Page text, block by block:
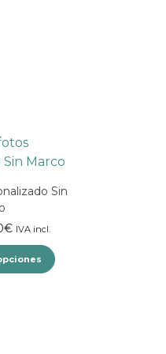
Sin
€Rango
de
precios:
desde
IVA incl.